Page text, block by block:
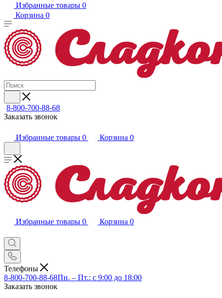
Избранные товары 0
Корзина 0
8-800-700-88-68
Заказать звонок
Избранные товары 0 Корзина 0
Избранные товары 0 Корзина 0
Телефоны
8-800-700-88-68Пн. – Пт.: с 9:00 до 18:00
Заказать звонок